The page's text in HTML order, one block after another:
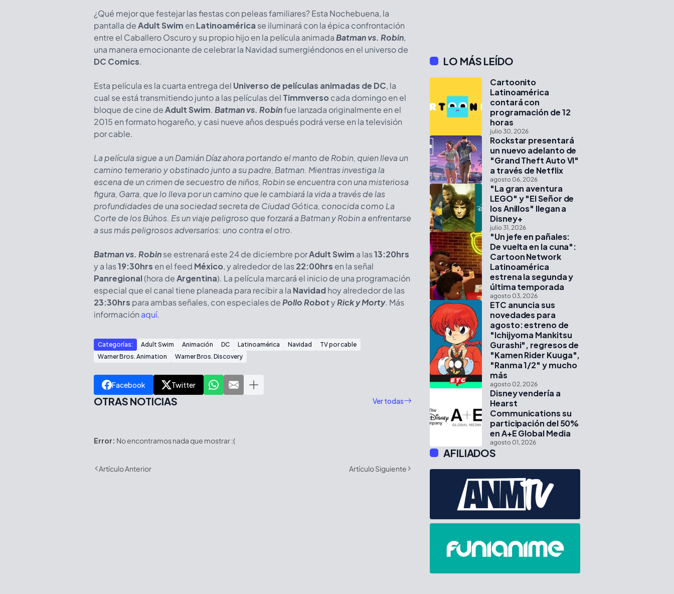
¿Qué mejor que festejar las fiestas con peleas familiares? Esta Nochebuena, la
pantalla deAdult Swim en Latinoamérica se iluminará con la épica confrontación
entre el Caballero Oscuro y su propio hijo en la película animadaBatman vs. Robin,
una manera emocionante de celebrar la Navidad sumergiéndonos en el universo de
DC Comics.
Esta película es la cuarta entrega del Universo de películas animadas de DC, la
cual se está transmitiendo junto a las películas del Timmverso cada domingo en el
bloque de cine deAdult Swim. Batman vs. Robinfue lanzada originalmente en el
2015 en formato hogareño, y casi nueve años después podrá verse en la televisión
por cable.
La película sigue a un Damián Díaz ahora portando el manto de Robin, quien lleva un
camino temerario y obstinado junto a su padre, Batman. Mientras investiga la
escena de un crimen de secuestro de niños, Robin se encuentra con una misteriosa
figura, Garra, que lo lleva por un camino que le cambiará la vida a través de las
profundidades de una sociedad secreta de Ciudad Gótica, conocida como La
Corte de los Búhos. Es un viaje peligroso que forzará a Batman y Robin a enfrentarse
a sus más peligrosos adversarios: uno contra el otro.
Batman vs. Robinse estrenará este 24 de diciembre porAdult Swim a las13:20hrs
y a las19:30hrs en el feed México, y alrededor de las22:00hrs en la señal
Panregional(hora deArgentina). La película marcará el inicio de una programación
especial que el canal tiene planeada para recibir a la Navidadhoy alrededor de las
23:30hrs para ambas señales, con especiales dePollo RobotyRick y Morty. Más
información aquí.
Categorías: Adult Swim Animación DC Latinoamérica Navidad
TV por cable
Warner Bros. Animation
Warner Bros. Discovery
Facebook Twitter
OTRAS NOTICIAS Ver todas
Error: No encontramos nada que mostrar :(
Artículo Anterior Artículo Siguiente
LO MÁS LEÍDO
Cartoonito
Latinoamérica
contará con
programación de 12
horas
julio 30, 2026
Rockstar presentará
un nuevo adelanto de
"Grand Theft Auto VI"
a través de Netflix
agosto 06, 2026
"La gran aventura
LEGO" y "El Señor de
los Anillos" llegan a
Disney+
julio 31, 2026
"Un jefe en pañales:
De vuelta en la cuna":
Cartoon Network
Latinoamérica
estrena la segunda y
última temporada
agosto 03, 2026
ETC anuncia sus
novedades para
agosto: estreno de
"Ichijyoma Mankitsu
Gurashi", regresos de
"Kamen Rider Kuuga",
"Ranma 1/2" y mucho
más
agosto 02, 2026
Disney vendería a
Hearst
Communications su
participación del 50%
en A+E Global Media
agosto 01, 2026
AFILIADOS